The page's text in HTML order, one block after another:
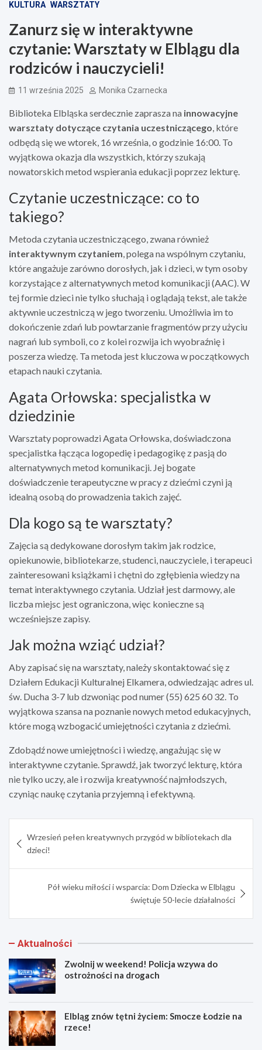
KULTURA WARSZTATY
Zanurz się w interaktywne
czytanie: Warsztaty w Elblągu dla
rodziców i nauczycieli!
11 września 2025 Monika Czarnecka
Biblioteka Elbląska serdecznie zaprasza na innowacyjne
warsztaty dotyczące czytania uczestniczącego, które
odbędą się we wtorek, 16 września, o godzinie 16:00. To
wyjątkowa okazja dla wszystkich, którzy szukają
nowatorskich metod wspierania edukacji poprzez lekturę.
Czytanie uczestniczące: co to
takiego?
Metoda czytania uczestniczącego, zwana również
interaktywnym czytaniem, polega na wspólnym czytaniu,
które angażuje zarówno dorosłych, jak i dzieci, w tym osoby
korzystające z alternatywnych metod komunikacji (AAC). W
tej formie dzieci nie tylko słuchają i oglądają tekst, ale także
aktywnie uczestniczą w jego tworzeniu. Umożliwia im to
dokończenie zdań lub powtarzanie fragmentów przy użyciu
nagrań lub symboli, co z kolei rozwija ich wyobraźnię i
poszerza wiedzę. Ta metoda jest kluczowa w początkowych
etapach nauki czytania.
Agata Orłowska: specjalistka w
dziedzinie
Warsztaty poprowadzi Agata Orłowska, doświadczona
specjalistka łącząca logopedię i pedagogikę z pasją do
alternatywnych metod komunikacji. Jej bogate
doświadczenie terapeutyczne w pracy z dziećmi czyni ją
idealną osobą do prowadzenia takich zajęć.
Dla kogo są te warsztaty?
Zajęcia są dedykowane dorosłym takim jak rodzice,
opiekunowie, bibliotekarze, studenci, nauczyciele, i terapeuci
zainteresowani książkami i chętni do zgłębienia wiedzy na
temat interaktywnego czytania. Udział jest darmowy, ale
liczba miejsc jest ograniczona, więc konieczne są
wcześniejsze zapisy.
Jak można wziąć udział?
Aby zapisać się na warsztaty, należy skontaktować się z
Działem Edukacji Kulturalnej Elkamera, odwiedzając adres ul.
św. Ducha 3-7 lub dzwoniąc pod numer (55) 625 60 32. To
wyjątkowa szansa na poznanie nowych metod edukacyjnych,
które mogą wzbogacić umiejętności czytania z dziećmi.
Zdobądź nowe umiejętności i wiedzę, angażując się w
interaktywne czytanie. Sprawdź, jak tworzyć lekturę, która
nie tylko uczy, ale i rozwija kreatywność najmłodszych,
czyniąc naukę czytania przyjemną i efektywną.
wpisu
Wrzesień pełen kreatywnych przygód w bibliotekach dla
dzieci!
Pół wieku miłości i wsparcia: Dom Dziecka w Elblągu
świętuje 50-lecie działalności
Aktualności
Zwolnij w weekend! Policja wzywa do
ostrożności na drogach
Elbląg znów tętni życiem: Smocze Łodzie na
rzece!